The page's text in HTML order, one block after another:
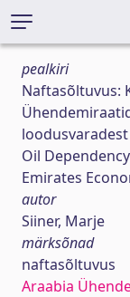
pealkiri
Naftasõltuvus:
loodusvaradest
Oil
Emirates
autor
Siiner, Marje
märksõnad
naftasõltuvus
Araabia